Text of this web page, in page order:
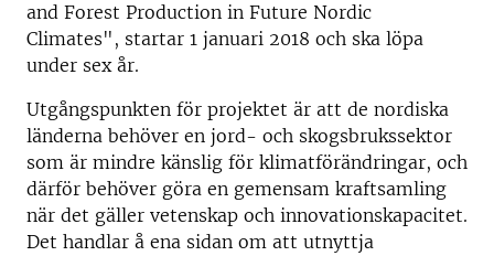
and Forest Production in Future Nordic
Climates", startar 1 januari 2018 och ska löpa
under sex år.
Utgångspunkten för projektet är att de nordiska
länderna behöver en jord- och skogsbrukssektor
som är mindre känslig för klimatförändringar, och
därför behöver göra en gemensam kraftsamling
när det gäller vetenskap och innovationskapacitet.
Det handlar å ena sidan om att utnyttja